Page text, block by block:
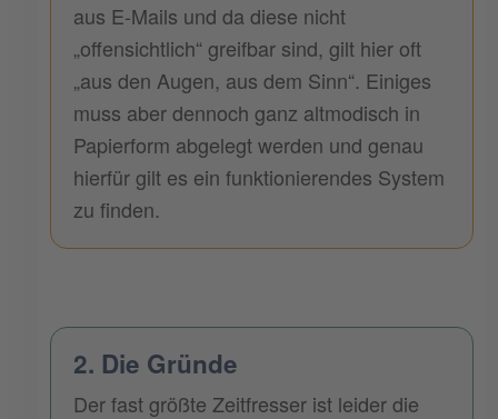
aus E-Mails und da diese nicht
„offensichtlich“ greifbar sind, gilt hier oft
„aus den Augen, aus dem Sinn“. Einiges
muss aber dennoch ganz altmodisch in
Papierform abgelegt werden und genau
hierfür gilt es ein funktionierendes System
zu finden.
2. Die Gründe
Der fast größte Zeitfresser ist leider die